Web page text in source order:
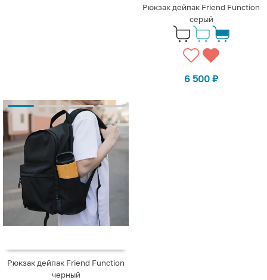
Рюкзак дейпак Friend Function
серый
6 500 ₽
Рюкзак дейпак Friend Function
черный